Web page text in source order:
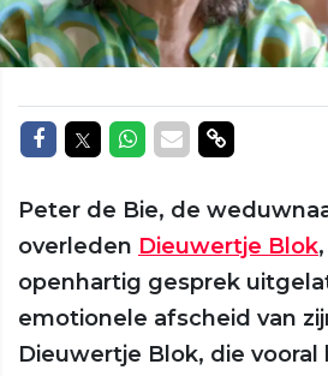
Delen op Facebook
Delen op Twitter
Delen opDelen via Mail
Delen via
Peter de Bie, de
overleden Dieuwertje Blok
openhartig gesprek
emotionele afscheid van
Dieuwertje Blok, die